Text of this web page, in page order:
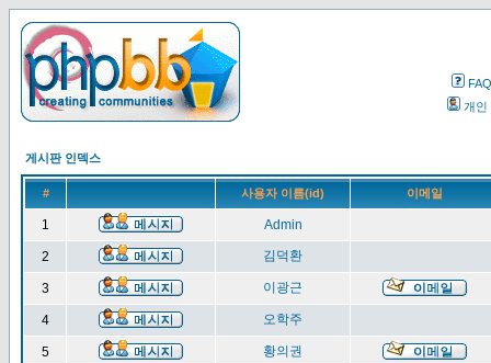
FAQ
개인
게시판 인덱스
# 사용자 이름(id) 이메일
1 Admin
2 김덕환
3 이광근
4 오학주
5 황의권